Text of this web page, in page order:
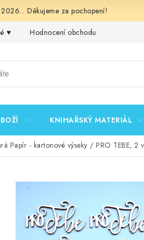
Děkujeme za pochopení!
♥️ Hodnocení obchodu
KNIHAŘSKÝ MATERIÁL
Papír - kartonové výseky / PRO TEBE, 2